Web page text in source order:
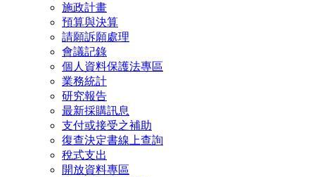
施政計畫
預算與決算
請願訴願處理
會議記錄
個人資料保護法專區
業務統計
研究報告
最新採購訊息
支付或接受之補助
復查決定書線上查詢
稅式支出
開放資料專區